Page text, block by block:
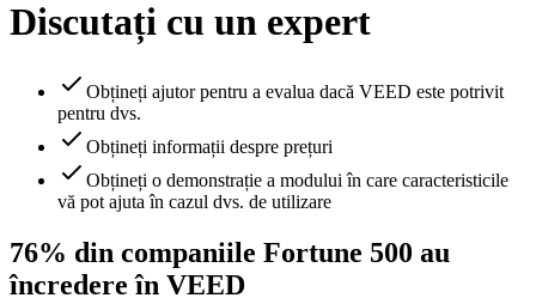
Discutați cu un expert
Obțineți ajutor pentru a evalua dacă VEED este potrivit
pentru dvs.
Obțineți informații despre prețuri
Obțineți o demonstrație a modului în care caracteristicile
vă pot ajuta în cazul dvs. de utilizare
76% din companiile Fortune 500 au
încredere în VEED